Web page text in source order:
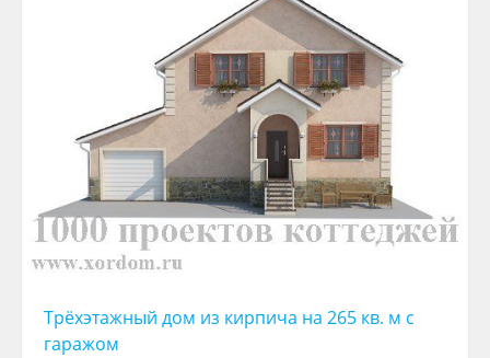
Трёхэтажный дом из кирпича на 265 кв. м с
гаражом